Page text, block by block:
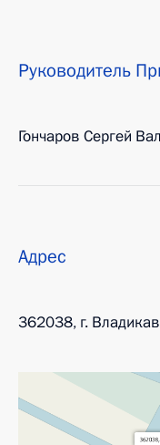
Руководитель
Гончаров Сергей
Адрес
362038, г.